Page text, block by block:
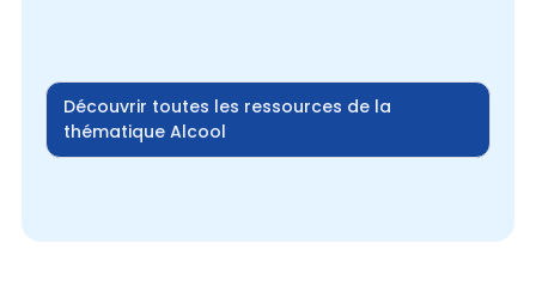
Découvrir toutes les ressources de la
thématique Alcool